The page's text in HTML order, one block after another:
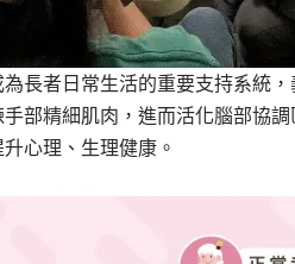
長者日常生活的重要支持系統
部精細肌肉，進而活化腦部協
心理、生理健康。